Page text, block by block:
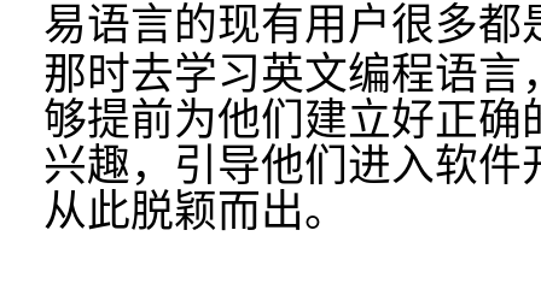
易语言的现有用户很多都
那时去学习英文编程语
够提前为他们建立好正
兴趣，引导他们进入软
从此脱颖而出。